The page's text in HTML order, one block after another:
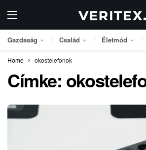
Gazdaság Család Életmód
Home okostelefonok
Címke: